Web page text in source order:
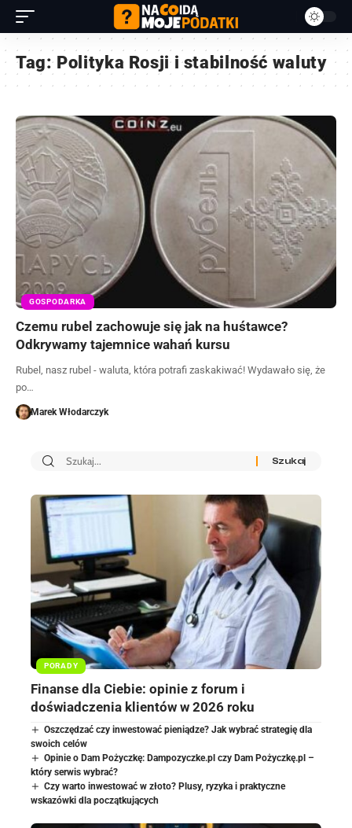
Tag: Polityka Rosji i stabilność waluty
GOSPODARKA
Czemu rubel zachowuje się jak na huśtawce?
Odkrywamy tajemnice wahań kursu
Rubel, nasz rubel - waluta, która potrafi zaskakiwać! Wydawało się, że
po…
Marek Włodarczyk
PORADY
Finanse dla Ciebie: opinie z forum i
doświadczenia klientów w 2026 roku
Oszczędzać czy inwestować pieniądze? Jak wybrać strategię dla
swoich celów
Opinie o Dam Pożyczkę: Dampozyczke.pl czy Dam Pożyczkę.pl –
który serwis wybrać?
Czy warto inwestować w złoto? Plusy, ryzyka i praktyczne
wskazówki dla początkujących